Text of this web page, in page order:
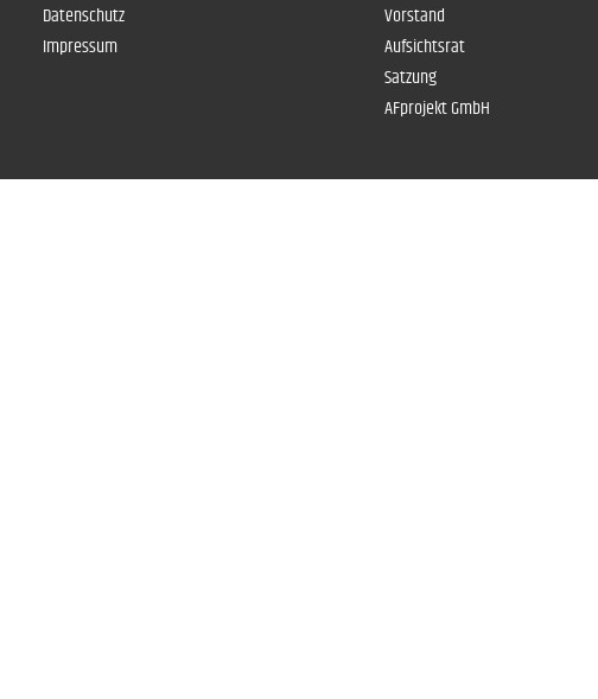
Datenschutz
Impressum
Vorstand
Aufsichtsrat
Satzung
AFprojekt GmbH